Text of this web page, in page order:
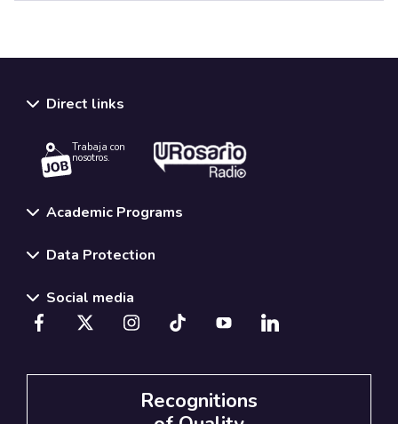
Direct links
Trabaja con
nosotros.
Academic Programs
Data Protection
Social media
Recognitions